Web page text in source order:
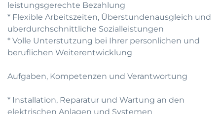
leistungsgerechte Bezahlung
* Flexible Arbeitszeiten, Überstundenausgleich und
uberdurchschnittliche Sozialleistungen
* Volle Unterstutzung bei Ihrer personlichen und
beruflichen Weiterentwicklung
Aufgaben, Kompetenzen und Verantwortung
* Installation, Reparatur und Wartung an den
elektrischen Anlagen und Systemen